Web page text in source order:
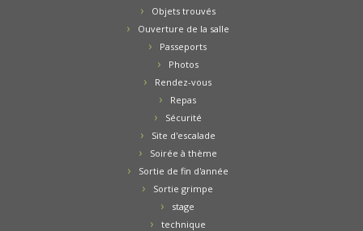
Objets trouvés
Ouverture de la salle
Passeports
Photos
Rendez-vous
Repas
Sécurité
Site d'escalade
Soirée à thème
Sortie de fin d'année
Sortie grimpe
stage
technique